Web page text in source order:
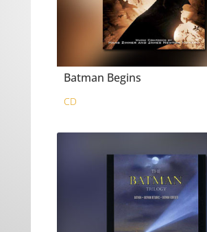
Batman Begins
CD